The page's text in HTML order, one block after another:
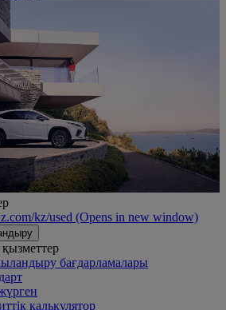
kz/used (Opens in new window)
бағдарламалары
калькулятор